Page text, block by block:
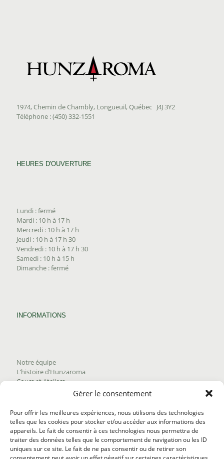
Gérer le consentement
Pour offrir les meilleures expériences, nous utilisons des technologies
telles que les cookies pour stocker et/ou accéder aux informations des
appareils. Le fait de consentir à ces technologies nous permettra de
traiter des données telles que le comportement de navigation ou les ID
uniques sur ce site. Le fait de ne pas consentir ou de retirer son
1974, Chemin de Chambly, Longueuil, Québec J4J 3Y2
Téléphone : (450) 332-1551
HEURES D'OUVERTURE
Lundi : fermé
Mardi : 10 h à 17 h
Mercredi : 10 h à 17 h
Jeudi : 10 h à 17 h 30
Vendredi : 10 h à 17 h 30
Samedi : 10 h à 15 h
Dimanche : fermé
INFORMATIONS
Notre équipe
L’histoire d’Hunzaroma
Cours et Ateliers
Trouver nos produits
Politique de frais d'envoi
Termes et conditions
Politique de remboursement